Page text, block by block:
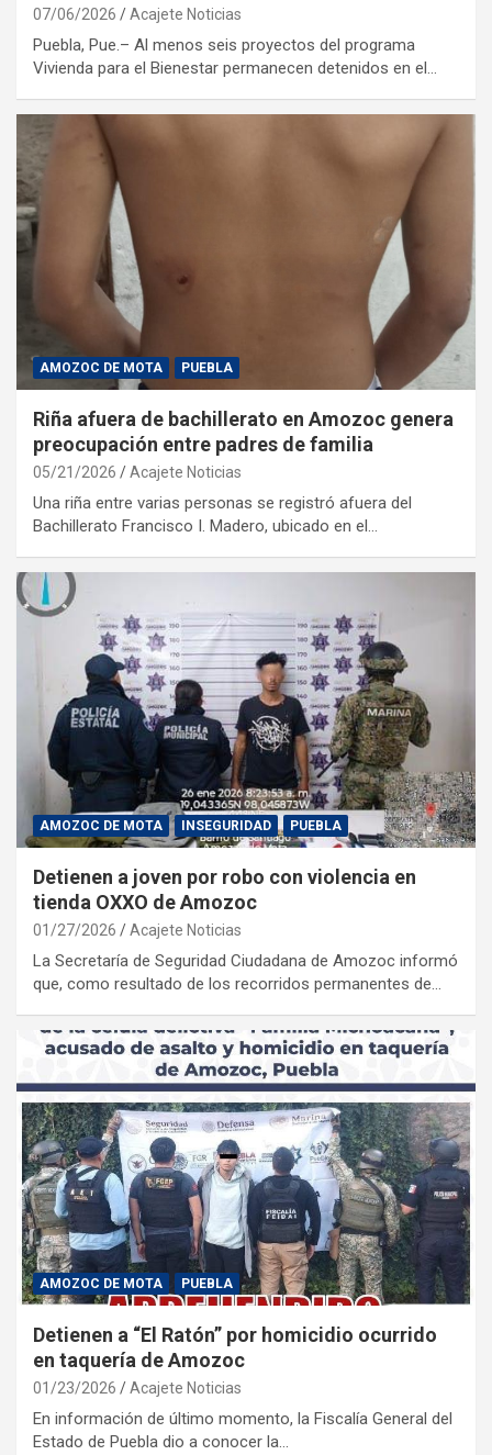
07/06/2026 Acajete Noticias
Puebla, Pue.– Al menos seis proyectos del programa
Vivienda para el Bienestar permanecen detenidos en el…
AMOZOC DE MOTA PUEBLA
Riña afuera de bachillerato en Amozoc genera
preocupación entre padres de familia
05/21/2026 Acajete Noticias
Una riña entre varias personas se registró afuera del
Bachillerato Francisco I. Madero, ubicado en el…
AMOZOC DE MOTA INSEGURIDAD PUEBLA
Detienen a joven por robo con violencia en
tienda OXXO de Amozoc
01/27/2026 Acajete Noticias
La Secretaría de Seguridad Ciudadana de Amozoc informó
que, como resultado de los recorridos permanentes de…
AMOZOC DE MOTA PUEBLA
Detienen a “El Ratón” por homicidio ocurrido
en taquería de Amozoc
01/23/2026 Acajete Noticias
En información de último momento, la Fiscalía General del
Estado de Puebla dio a conocer la…